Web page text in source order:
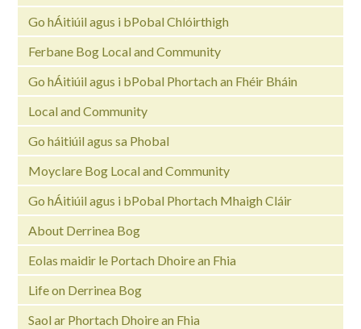
Go hÁitiúil agus i bPobal Chlóirthigh
Ferbane Bog Local and Community
Go hÁitiúil agus i bPobal Phortach an Fhéir Bháin
Local and Community
Go háitiúil agus sa Phobal
Moyclare Bog Local and Community
Go hÁitiúil agus i bPobal Phortach Mhaigh Cláir
About Derrinea Bog
Eolas maidir le Portach Dhoire an Fhia
Life on Derrinea Bog
Saol ar Phortach Dhoire an Fhia